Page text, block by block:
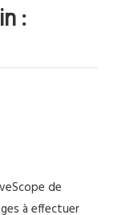
:
de
à effectuer